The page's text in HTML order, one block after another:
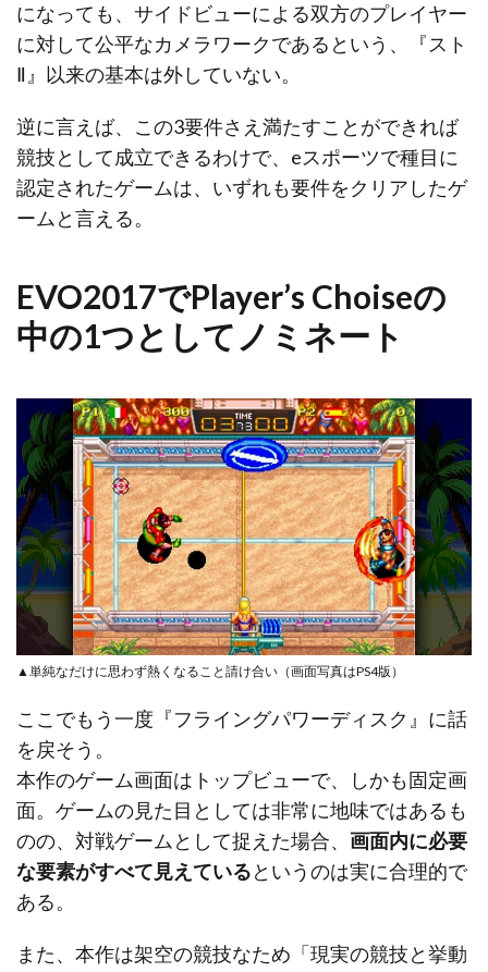
になっても、サイドビューによる双方のプレイヤー
に対して公平なカメラワークであるという、『スト
Ⅱ』以来の基本は外していない。
逆に言えば、この3要件さえ満たすことができれば
競技として成立できるわけで、eスポーツで種目に
認定されたゲームは、いずれも要件をクリアしたゲ
ームと言える。
EVO2017でPlayer’s Choiseの
中の1つとしてノミネート
▲単純なだけに思わず熱くなること請け合い（画面写真はPS4版）
ここでもう一度『フライングパワーディスク』に話
を戻そう。
本作のゲーム画面はトップビューで、しかも固定画
面。ゲームの見た目としては非常に地味ではあるも
のの、対戦ゲームとして捉えた場合、 画面内に必要
な要素がすべて見えているというのは実に合理的で
ある。
また、本作は架空の競技なため「現実の競技と挙動